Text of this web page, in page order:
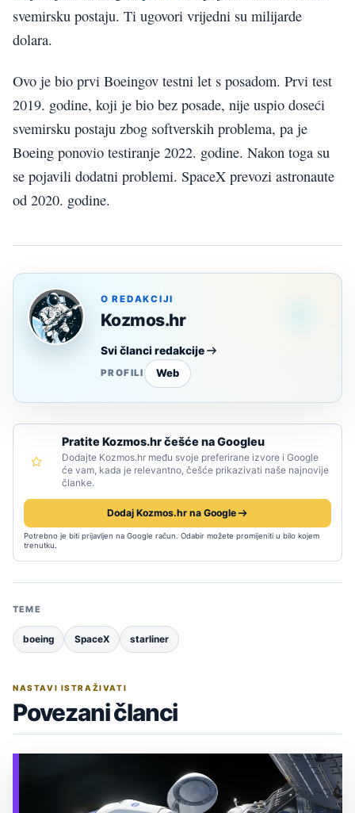
svemirsku postaju. Ti ugovori vrijedni su milijarde
dolara.
Ovo je bio prvi Boeingov testni let s posadom. Prvi test
2019. godine, koji je bio bez posade, nije uspio doseći
svemirsku postaju zbog softverskih problema, pa je
Boeing ponovio testiranje 2022. godine. Nakon toga su
se pojavili dodatni problemi. SpaceX prevozi astronaute
od 2020. godine.
O REDAKCIJI
Kozmos.hr
Svi članci redakcije
PROFILI Web
Pratite Kozmos.hr češće na Googleu
Dodajte Kozmos.hr među svoje preferirane izvore i Google
će vam, kada je relevantno, češće prikazivati naše najnovije
članke.
Dodaj Kozmos.hr na Google
Potrebno je biti prijavljen na Google račun. Odabir možete promijeniti u bilo kojem
trenutku.
TEME
boeing SpaceX starliner
NASTAVI ISTRAŽIVATI
Povezani članci